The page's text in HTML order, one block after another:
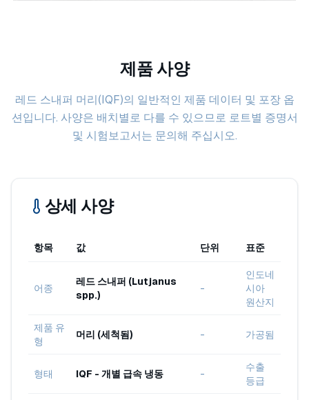
제품 사양
레드 스내퍼 머리(IQF)의 일반적인 제품 데이터 및 포장 옵
션입니다. 사양은 배치별로 다를 수 있으므로 로트별 증명서
및 시험보고서는 문의해 주십시오.
상세 사양
항목 값 단위 표준
어종
레드 스내퍼 (Lutjanus
spp.)
-
인도네
시아
원산지
제품 유
형
머리 (세척됨) - 가공됨
형태 IQF - 개별 급속 냉동 -
수출
등급